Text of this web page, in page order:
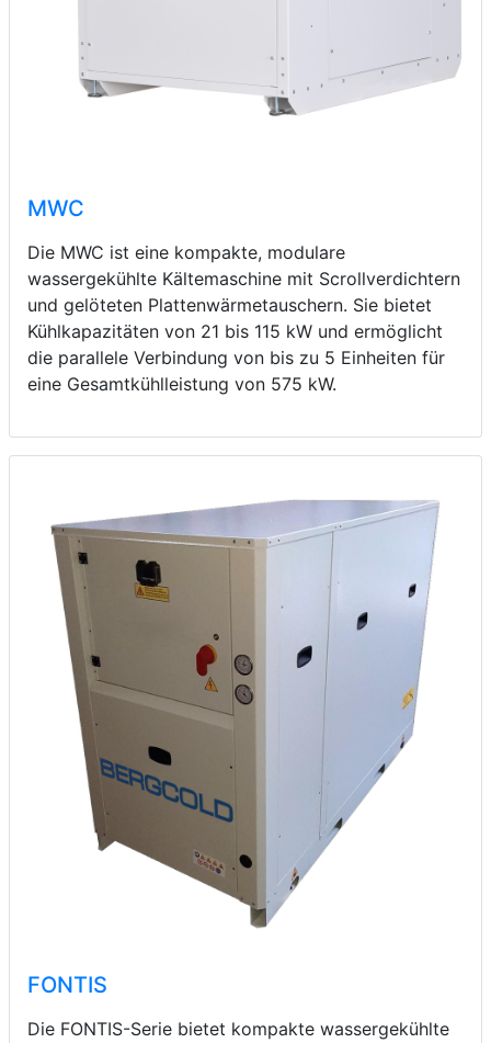
MWC
Die MWC ist eine kompakte, modulare
wassergekühlte Kältemaschine mit Scrollverdichtern
und gelöteten Plattenwärmetauschern. Sie bietet
Kühlkapazitäten von 21 bis 115 kW und ermöglicht
die parallele Verbindung von bis zu 5 Einheiten für
eine Gesamtkühlleistung von 575 kW.
FONTIS
Die FONTIS-Serie bietet kompakte wassergekühlte